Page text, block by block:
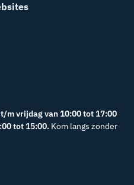
m vrijdag van 10:00 tot 17:00
tot 15:00. Kom langs zonder